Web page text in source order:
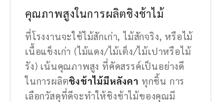
คุณภาพสูงในการผลิตชิงช้าไม้
ที่โรงงานจะใช้ไม้สักเก่า, ไม้สักจริง, หรือไม้
เนื้อแข็งเก่า (ไม้แดง/ไม้เต็ง/ไม้เปาหรือไม้
รัง) เน้นคุณภาพสูง ที่คัดสรรค์เป็นอย่างดี
ในการผลิตชิงช้าไม้มีหลังคา ทุกชิ้น การ
เลือกวัสดุที่ดีจะทำให้ชิงช้าไม้ของคุณมี